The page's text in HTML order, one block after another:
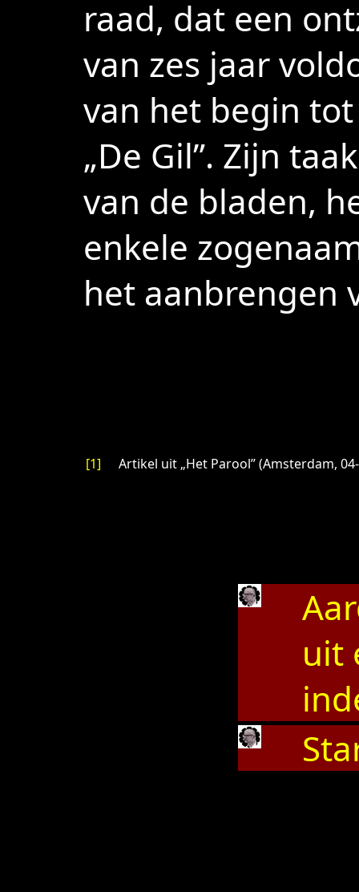
raad, dat een
van zes jaar
van het begin
„De Gil”. Zijn
van de bladen,
enkele
het aanbrengen
[1] Artikel uit „Het Parool” (Amsterdam,
uit